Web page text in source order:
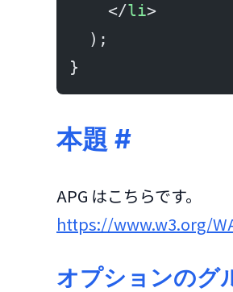
    </
li>
  );
}
本題 #
https://www.w3.org/
オプションのグ